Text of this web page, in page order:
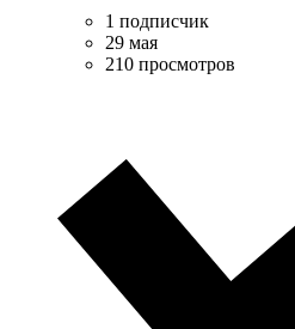
1 подписчик
29 мая
210 просмотров